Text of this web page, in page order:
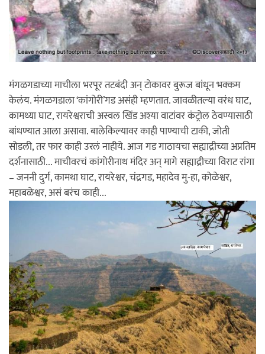
मंगळगडाच्या माचीला भरपूर तटबंदी अन् टोकावर बुरूज बांधून भक्कम
केलंय. मंगळगडाला ‘कांगोरी’गड असंही म्हणतात. जावळीतल्या वरंध घाट,
कामथ्या घाट, रायरेश्वराची अस्वल खिंड अश्या वाटांवर कंट्रोल ठेवण्यासाठी
बांधण्यात आला असावा. बालेकिल्यावर काही पाण्याची टाकी, जोती
सोडली, तर फार काही उरलं नाहीये. आज गड गाठायचा सह्याद्रीच्या अप्रतिम
दर्शनासाठी... माचीवरचं कांगोरीनाथ मंदिर अन् मागे सह्याद्रीच्या विराट रांगा
– जननी दुर्ग, कामथा घाट, रायरेश्वर, चंद्रगड, महादेव मु-हा, कोळेश्वर,
महाबळेश्वर, असं बरंच काही...